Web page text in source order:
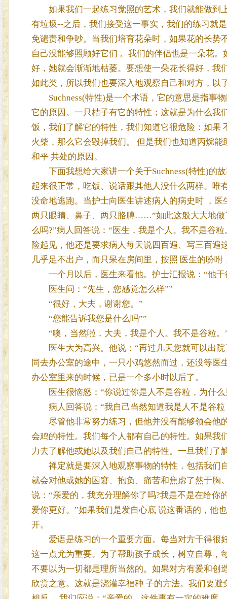
如果我们一起练习觉照的艺术，我们就能做到
有垃圾--之后，我们接受这一事实，我们的练习就
免谴责和争吵。当我们培育花朵时，如果花的长势
自己没能够照顾好它们 。我们的伴侣也是一朵花
好，她就会渐渐地枯萎。要想使一朵花长得好，
如此类，所以我们也要深入地观察自己和对方，以
Suchness(特性)是一个术语，它的意思是指事物
它的原因。一只桔子有它的特性；这就是为什么我
饭，我们了解它的特性，我们知道它很危险：如果
火柴，那么它会毁掉我们。 但是我们也知道丙烷
和平 共处的原因。
下面我想给大家讲一个关于Suchness(特性)的故
起来很正常，吃饭、说话跟其他人没什么两样。
没命地逃跑。当护士向医生讲述病人的病史时 ，
两只眼睛、鼻子、两只胳膊……”如此这般大大地做
么吗?”病人回答说：“医生，我是个人。我不是谷
险起见，他还是要求病人每天说四百遍、写三百遍
几乎足不出户，而只呆在房间里，按照 医生的吩
一个月以后，医生来看他。护士汇报说：“他干
医生问：“先生，您感觉怎么样””
“很好，大夫，谢谢您。”
“您能告诉我您是什么吗””
“噢，当然啦，大夫，我是个人。我不是谷粒。
医生大为高兴。他说：“再过几天您就可以出院
同去办公室的途中，一只小鸡悠然而过，还没等
办公室里来的时候，已是一个多小时以后了。
医生很恼怒：“你说过你是人不是谷粒，为什么
病人回答说：“我自己当然知道我是人不是谷粒
尽管他非常努力练习，但他并没有能够领会他的
会鸡的特性。我们每个人都有自己的特性。如果我
力去了解他或她以及我们自己的特性。一旦我们
禅定就是要深入地观察事物的特性，包括我们
就会对他或她的困窘、抱负、痛苦和焦虑了然于胸
说：“亲爱的，我充分理解你了吗?我是不是在给你
爱你更好。”如果我们是发自心底 说这番话的，他
开。
爱语是练习的一个重要方面。每当对方干得很
这一点尤为重要。为了帮助孩子成长，树立自尊，
不要以为一切都是理所当然的。如果对方有爱和创
欣赏之意。这就是浇灌幸福种 子的方法。我们要